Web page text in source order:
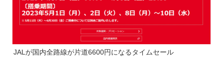
JALが国内全路線が片道6600円になるタイムセール